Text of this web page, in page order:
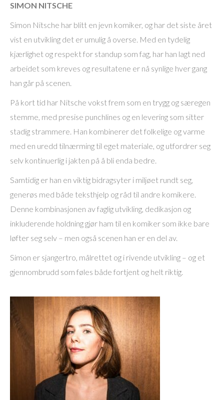
SIMON NITSCHE
Simon Nitsche har blitt en jevn komiker, og har det siste året
vist en utvikling det er umulig å overse. Med en tydelig
kjærlighet og respekt for standup som fag, har han lagt ned
arbeidet som kreves og resultatene er nå synlige hver gang
han går på scenen.
På kort tid har Nitsche vokst frem som en trygg og særegen
stemme, med presise punchlines og en levering som sitter
stadig strammere. Han kombinerer det folkelige og varme
med en uredd tilnærming til eget materiale, og utfordrer seg
selv kontinuerlig i jakten på å bli enda bedre.
Samtidig er han en viktig bidragsyter i miljøet rundt seg,
generøs med både teksthjelp og råd til andre komikere.
Denne kombinasjonen av faglig utvikling, dedikasjon og
inkluderende holdning gjør ham til en komiker som ikke bare
løfter seg selv – men også scenen han er en del av.
Simon er sjangertro, målrettet og i rivende utvikling – og et
gjennombrudd som føles både fortjent og helt riktig.